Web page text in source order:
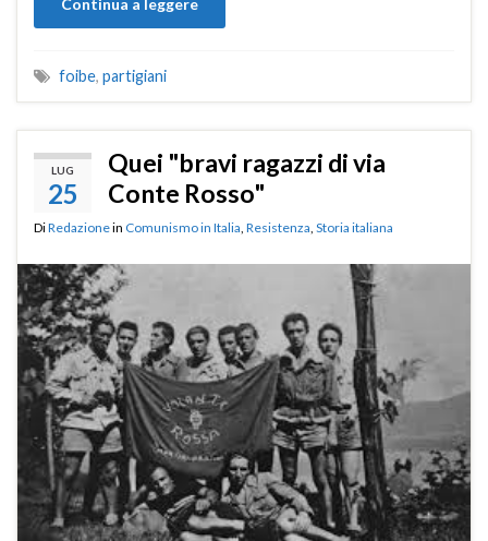
foibe, partigiani
LUG
25
Quei "bravi ragazzi di via
Conte Rosso"
DiRedazionein Comunismo in Italia Resistenza Storia italiana